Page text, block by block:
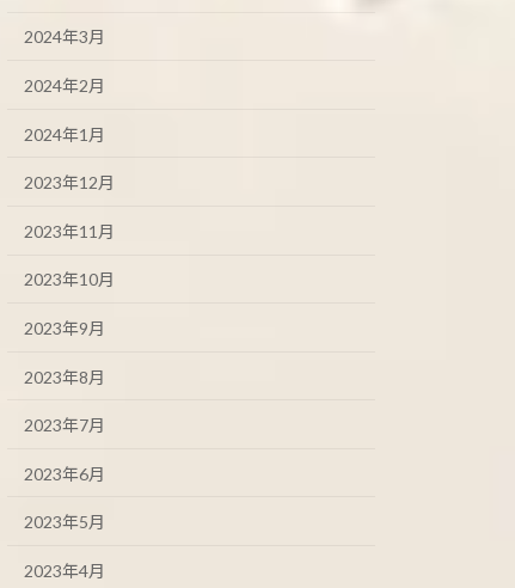
2024年3月
2024年2月
2024年1月
2023年12月
2023年11月
2023年10月
2023年9月
2023年8月
2023年7月
2023年6月
2023年5月
2023年4月